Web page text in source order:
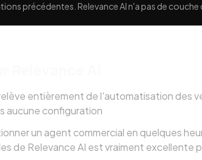
précédentes. Relevance AI n'a pas de
entièrement de l'automatisation des
aucune configuration
un agent commercial en quelques
de Relevance AI est vraiment excellente